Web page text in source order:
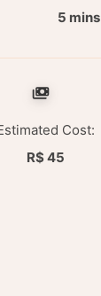
5 mins
Cost:
R$ 45